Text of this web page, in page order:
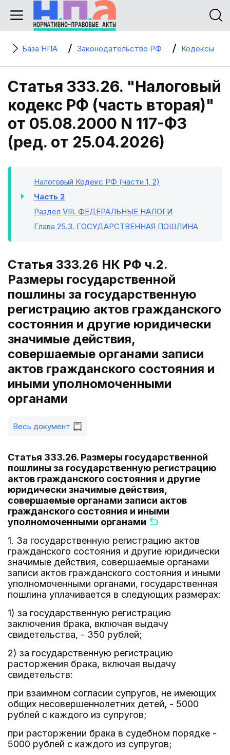
База НПА Законодательство РФ Кодексы
Статья 333.26. "Налоговый
кодекс РФ (часть вторая)"
от 05.08.2000 N 117-ФЗ
(ред. от 25.04.2026)
Налоговый Кодекс РФ (части 1, 2)
Часть 2
Раздел VIII. ФЕДЕРАЛЬНЫЕ НАЛОГИ
Глава 25.3. ГОСУДАРСТВЕННАЯ ПОШЛИНА
Статья 333.26 НК РФ ч.2.
Размеры государственной
пошлины за государственную
регистрацию актов гражданского
состояния и другие юридически
значимые действия,
совершаемые органами записи
актов гражданского состояния и
иными уполномоченными
органами
Весь документ
Статья 333.26. Размеры государственной
пошлины за государственную регистрацию
актов гражданского состояния и другие
юридически значимые действия,
совершаемые органами записи актов
гражданского состояния и иными
уполномоченными органами
1. За государственную регистрацию актов
гражданского состояния и другие юридически
значимые действия, совершаемые органами
записи актов гражданского состояния и иными
уполномоченными органами, государственная
пошлина уплачивается в следующих размерах:
1) за государственную регистрацию
заключения брака, включая выдачу
свидетельства, - 350 рублей;
2) за государственную регистрацию
расторжения брака, включая выдачу
свидетельств:
при взаимном согласии супругов, не имеющих
общих несовершеннолетних детей, - 5000
рублей с каждого из супругов;
при расторжении брака в судебном порядке -
5000 рублей с каждого из супругов;